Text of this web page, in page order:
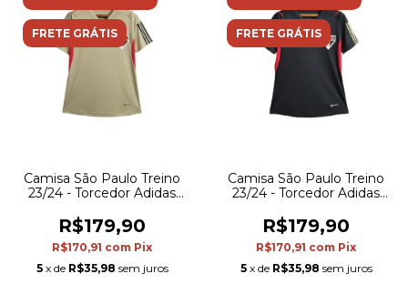
FRETE GRÁTIS
Camisa São Paulo Treino
23/24 - Torcedor Adidas
R$179,90
R$170,91 com Pix
5 x de R$35,98 sem juros
FRETE GRÁTIS
Camisa São Paulo Treino
23/24 - Torcedor Adidas
detalhes em vermelho
R$179,90
R$170,91 com Pix
5 x de R$35,98 sem juros